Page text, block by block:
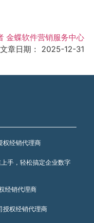
金蝶软件营销服务中心
文章日期：
2025-12-31
权经销代理商
手，轻松搞定企业数字
经销代理商
授权经销代理商